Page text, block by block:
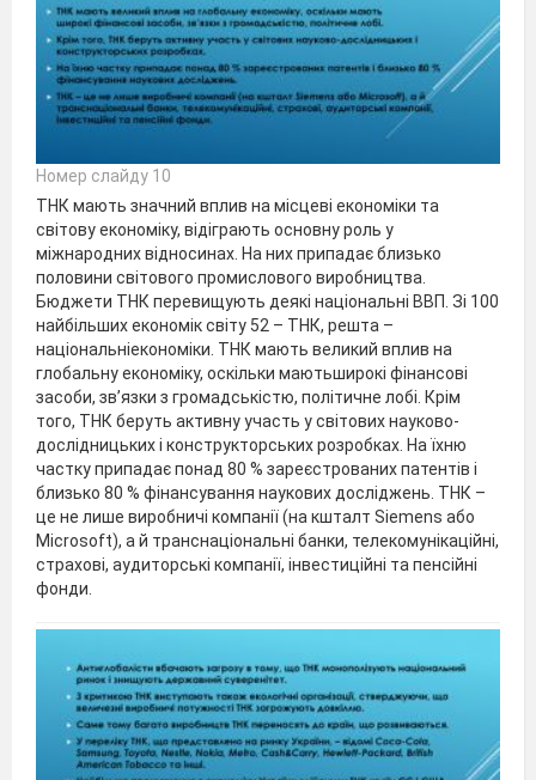
Номер слайду 10
ТНК мають значний вплив на місцеві економіки та
світову економіку, відіграють основну роль у
міжнародних відносинах. На них припадає близько
половини світового промислового виробництва.
Бюджети ТНК перевищують деякі національні ВВП. Зі 100
найбільших економік світу 52 – ТНК, решта –
національніекономіки. ТНК мають великий вплив на
глобальну економіку, оскільки маютьширокі фінансові
засоби, зв’язки з громадськістю, політичне лобі. Крім
того, ТНК беруть активну участь у світових науково-
дослідницьких і конструкторських розробках. На їхню
частку припадає понад 80 % зареєстрованих патентів і
близько 80 % фінансування наукових досліджень. ТНК –
це не лише виробничі компанії (на кшталт Siemens або
Microsoft), а й транснаціональні банки, телекомунікаційні,
страхові, аудиторські компанії, інвестиційні та пенсійні
фонди.